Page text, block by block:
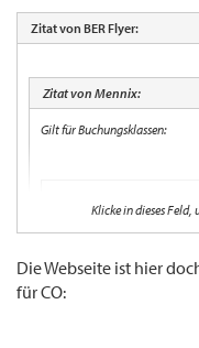
Zitat von BER Flyer:
Zitat von Mennix:
Gilt für Buchungsklassen:
A, B, C, D, F, G, H, I, J, K, L,
Klicke in dieses
Die Webseite ist hier
für CO: